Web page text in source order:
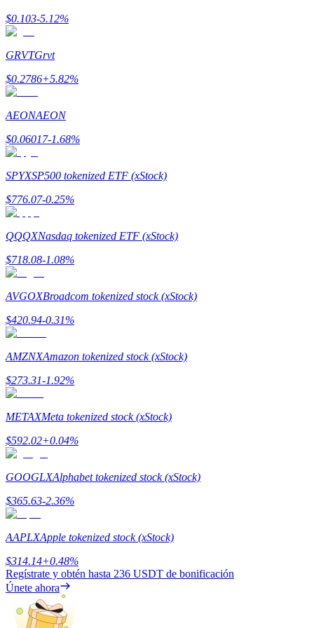
Earn
Power Piggy
Gana recompensas competitivas diariamente
Staking
Alta rentabilidad y acceso instantáneo
Launchpool
Participación flexible para ganar tokens populares
$0.103-5.12%
GRVTGrvt
$0.2786+5.82%
AEONAEON
$0.06017-1.68%
SPYXSP500 tokenized ETF (xStock)
$776.07-0.25%
QQQXNasdaq tokenized ETF (xStock)
$718.08-1.08%
AVGOXBroadcom tokenized stock (xStock)
$420.94-0.31%
AMZNXAmazon tokenized stock (xStock)
$273.31-1.92%
METAXMeta tokenized stock (xStock)
$592.02+0.04%
GOOGLXAlphabet tokenized stock (xStock)
$365.63-2.36%
AAPLXApple tokenized stock (xStock)
$314.14+0.48%
Regístrate y obtén hasta 236 USDT de bonificación
Únete ahora